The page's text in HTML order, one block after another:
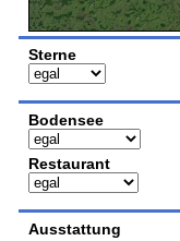
Sterne
Bodensee
Restaurant
Ausstattung